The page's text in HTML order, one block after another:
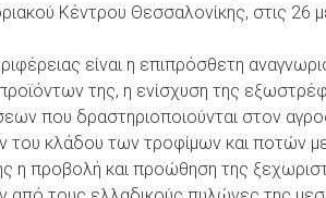
Κέντρου Θεσσαλονίκης, στις
είναι η επιπρόσθετη
της, η ενίσχυση της
που δραστηριοποιούνται στον
του κλάδου των τροφίμων και ποτών
η προβολή και προώθηση της